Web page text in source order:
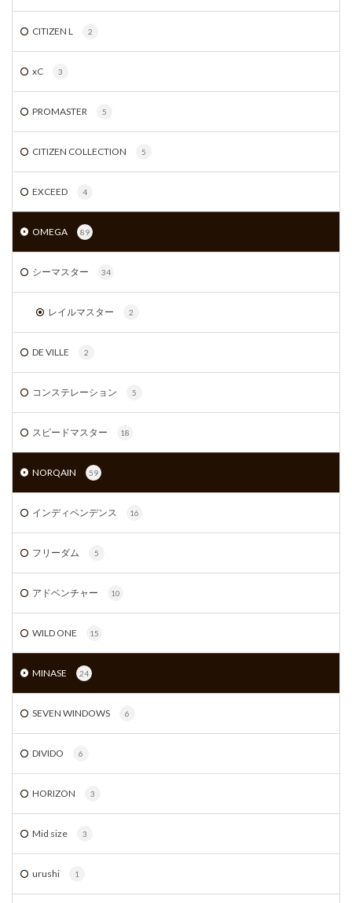
CITIZEN L 2
xC 3
PROMASTER 5
CITIZEN COLLECTION 5
EXCEED 4
OMEGA 89
シーマスター 34
レイルマスター 2
DE VILLE 2
コンステレーション 5
スピードマスター 18
NORQAIN 59
インディペンデンス 16
フリーダム 5
アドベンチャー 10
WILD ONE 15
MINASE 24
SEVEN WINDOWS 6
DIVIDO 6
HORIZON 3
Mid size 3
urushi 1